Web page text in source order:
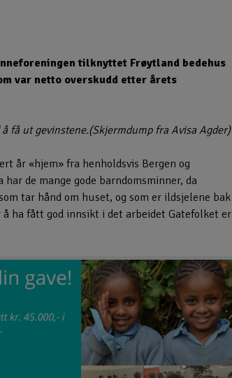
tilknyttet Frøytland bedehus
var netto overskudd etter årets
få ut gevinstene.(Skjermdump fra Avisa Agder)
år «hjem» fra henholdsvis Bergen og
de mange gode barndomsminner, da
tar hånd om huset, og som er ildsjelene bak
ha fått god innsikt i det arbeidet Gatefolket er